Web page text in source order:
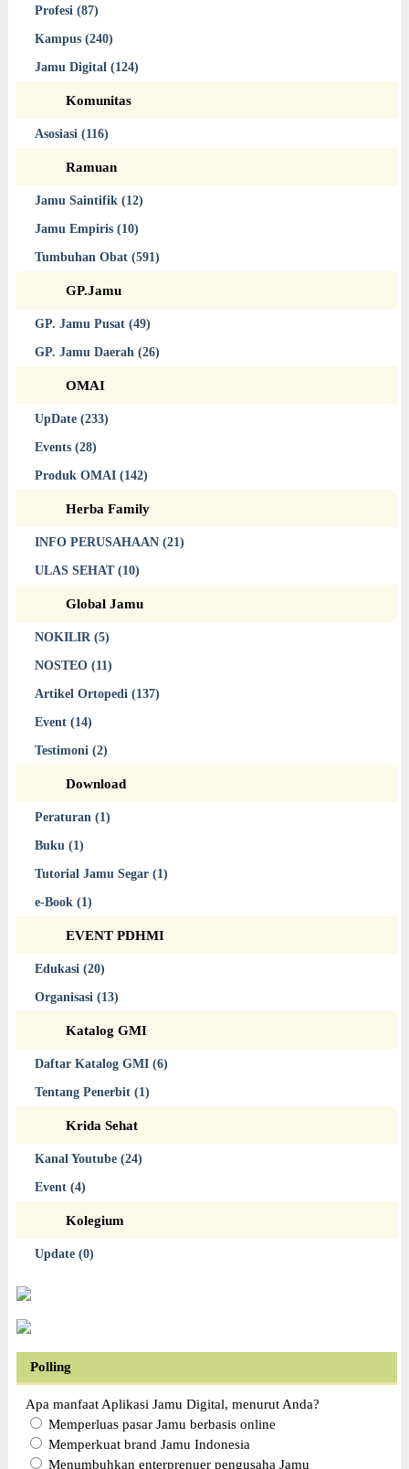
Profesi (87)
Kampus (240)
Jamu Digital (124)
Komunitas
Asosiasi (116)
Ramuan
Jamu Saintifik (12)
Jamu Empiris (10)
Tumbuhan Obat (591)
GP.Jamu
GP. Jamu Pusat (49)
GP. Jamu Daerah (26)
OMAI
UpDate (233)
Events (28)
Produk OMAI (142)
Herba Family
INFO PERUSAHAAN (21)
ULAS SEHAT (10)
Global Jamu
NOKILIR (5)
NOSTEO (11)
Artikel Ortopedi (137)
Event (14)
Testimoni (2)
Download
Peraturan (1)
Buku (1)
Tutorial Jamu Segar (1)
e-Book (1)
EVENT PDHMI
Edukasi (20)
Organisasi (13)
Katalog GMI
Daftar Katalog GMI (6)
Tentang Penerbit (1)
Krida Sehat
Kanal Youtube (24)
Event (4)
Kolegium
Update (0)
Polling
Apa manfaat Aplikasi Jamu Digital, menurut Anda?
Memperluas pasar Jamu berbasis online
Memperkuat brand Jamu Indonesia
Menumbuhkan enterprenuer pengusaha Jamu